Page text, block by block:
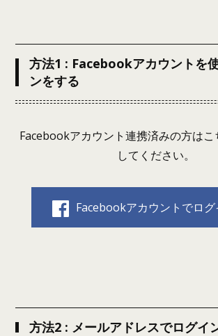
方法1 : Facebookアカウントを
ンをする
Facebookアカウント連携済みの方はこ
してください。
Facebookアカウントでログ
方法2 : メールアドレスでログイ